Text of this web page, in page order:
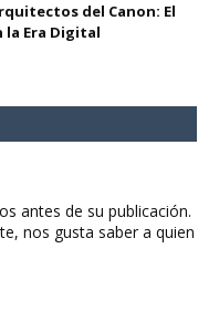
del Canon: El
la Era Digital
antes de su publicación.
nos gusta saber a quien